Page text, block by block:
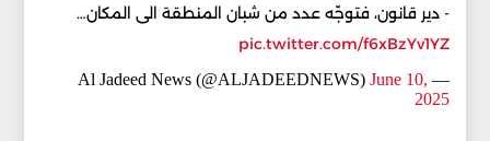
- دير قانون، فتوجّه عدد من شبان المنطقة الى المكان…
pic.twitter.com/f6xBzYv1YZ
— Al Jadeed News (@ALJADEEDNEWS)
June 10,
2025